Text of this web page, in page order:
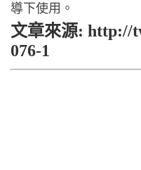
導下使用。
文章來源: http://
076-1